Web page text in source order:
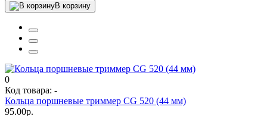
В корзину
0
Код товара: -
Кольца поршневые триммер CG 520 (44 мм)
95.00р.